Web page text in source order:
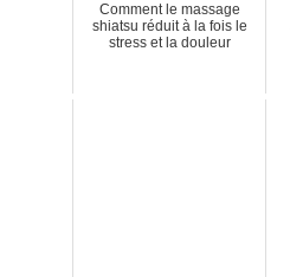
Comment le massage
shiatsu réduit à la fois le
stress et la douleur